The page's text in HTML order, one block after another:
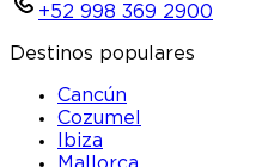
+52 998 369 2900
Destinos populares
Cancún
Cozumel
Ibiza